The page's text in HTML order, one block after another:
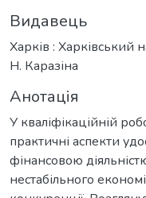
Видавець
Харків : Харківський
Н. Каразіна
Анотація
У кваліфікаційній
практичні аспекти
фінансовою
нестабільного